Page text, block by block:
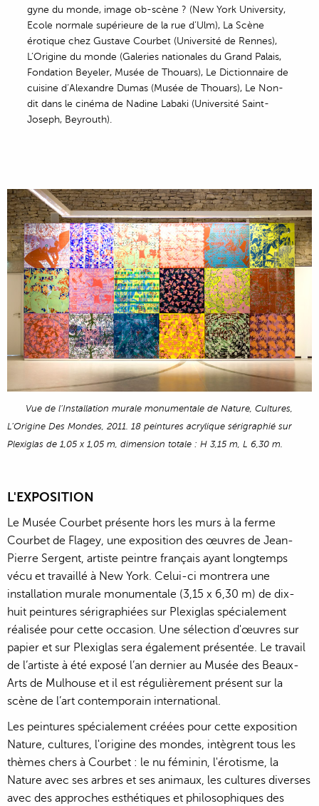
gyne du monde, image ob-scène ? (New York University,
Ecole normale supérieure de la rue d’Ulm), La Scène
érotique chez Gustave Courbet (Université de Rennes),
L’Origine du monde (Galeries nationales du Grand Palais,
Fondation Beyeler, Musée de Thouars), Le Dictionnaire de
cuisine d’Alexandre Dumas (Musée de Thouars), Le Non-
dit dans le cinéma de Nadine Labaki (Université Saint-
Joseph, Beyrouth).
Vue de l’Installation murale monumentale de Nature, Cultures,
L’Origine Des Mondes, 2011. 18 peintures acrylique sérigraphié sur
Plexiglas de 1,05 x 1,05 m, dimension totale : H 3,15 m, L 6,30 m.
L'EXPOSITION
Le Musée Courbet présente hors les murs à la ferme
Courbet de Flagey, une exposition des œuvres de Jean-
Pierre Sergent, artiste peintre français ayant longtemps
vécu et travaillé à New York. Celui-ci montrera une
installation murale monumentale (3,15 x 6,30 m) de dix-
huit peintures sérigraphiées sur Plexiglas spécialement
réalisée pour cette occasion. Une sélection d'œuvres sur
papier et sur Plexiglas sera également présentée. Le travail
de l’artiste à été exposé l’an dernier au Musée des Beaux-
Arts de Mulhouse et il est régulièrement présent sur la
scène de l’art contemporain international.
Les peintures spécialement créées pour cette exposition
Nature, cultures, l'origine des mondes, intègrent tous les
thèmes chers à Courbet : le nu féminin, l'érotisme, la
Nature avec ses arbres et ses animaux, les cultures diverses
avec des approches esthétiques et philosophiques des